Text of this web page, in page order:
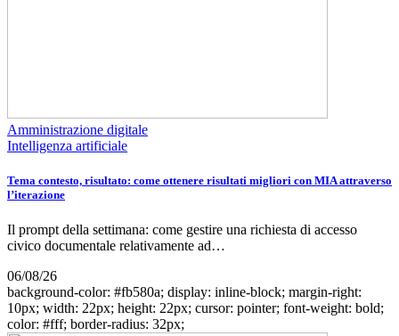
Amministrazione digitale
Intelligenza artificiale
Tema contesto, risultato: come ottenere risultati migliori con MIA attraverso
l’iterazione
Il prompt della settimana: come gestire una richiesta di accesso
civico documentale relativamente ad…
06/08/26
background-color: #fb580a; display: inline-block; margin-right:
10px; width: 22px; height: 22px; cursor: pointer; font-weight: bold;
color: #fff; border-radius: 32px;